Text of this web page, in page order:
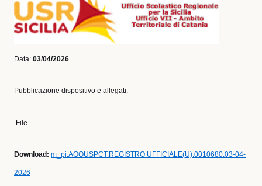
Data: 03/04/2026
Pubblicazione dispositivo e allegati.
File
Download: m_pi.AOOUSPCT.REGISTRO UFFICIALE(U).0010680.03-04-
2026